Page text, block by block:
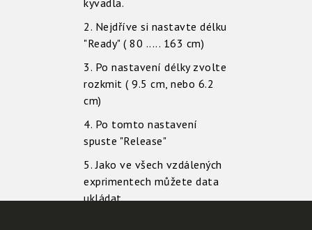
kyvadla.
2. Nejdříve si nastavte délku
"Ready" ( 80 ..... 163 cm)
3. Po nastavení délky zvolte
rozkmit ( 9.5 cm, nebo 6.2
cm)
4. Po tomto nastavení
spuste "Release"
5. Jako ve všech vzdálených
exprimentech můžete data
ukládat.